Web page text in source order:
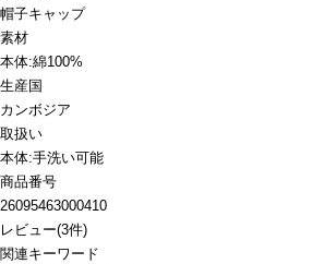
帽子キャップ
素材
本体:綿100%
生産国
カンボジア
取扱い
本体:手洗い可能
商品番号
26095463000410
レビュー(3件)
関連キーワード